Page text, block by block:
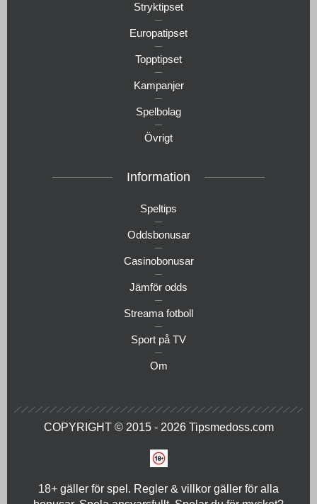
Stryktipset
Europatipset
Topptipset
Kampanjer
Spelbolag
Övrigt
Information
Speltips
Oddsbonusar
Casinobonusar
Jämför odds
Streama fotboll
Sport på TV
Om
COPYRIGHT © 2015 - 2026 Tipsmedoss.com
18+ gäller för spel. Regler & villkor gäller för alla